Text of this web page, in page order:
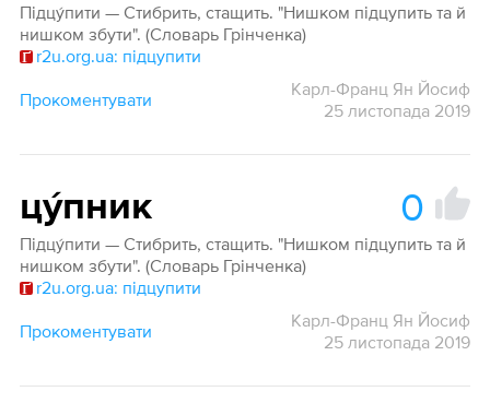
Підцу́пити — Стибрить, стащить. "Нишком підцупить та й
нишком збути". (Словарь Грінченка)
r2u.org.ua: підцупити
Прокоментувати
Карл-Франц Ян Йосиф
25 листопада 2019
цу́пник 0
Підцу́пити — Стибрить, стащить. "Нишком підцупить та й
нишком збути". (Словарь Грінченка)
r2u.org.ua: підцупити
Прокоментувати
Карл-Франц Ян Йосиф
25 листопада 2019